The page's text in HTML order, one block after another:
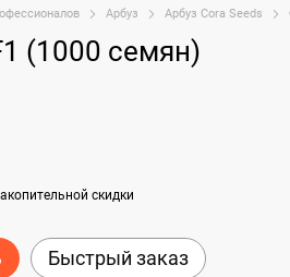
Арбуз Арбуз Cora Seeds
(1000 семян)
скидки
Быстрый заказ